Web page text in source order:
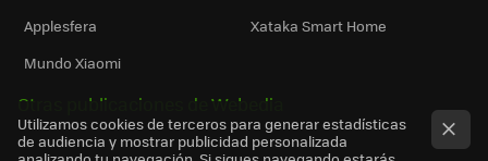
Applesfera
Xataka Smart Home
Mundo Xiaomi
Otras publicaciones de Webedia
Utilizamos cookies de terceros para generar estadísticas
de audiencia y mostrar publicidad personalizada